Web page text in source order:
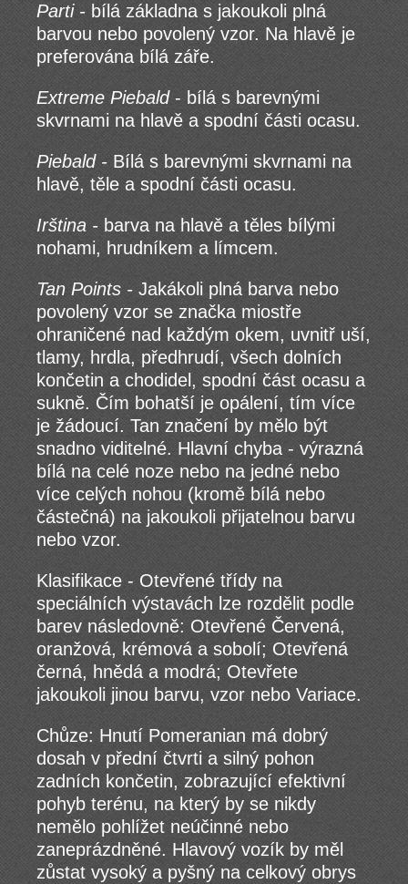
Parti - bílá základna s jakoukoli plná
barvou nebo povolený vzor. Na hlavě je
preferována bílá záře.
Extreme Piebald- bílá s barevnými
skvrnami na hlavě a spodní části ocasu.
Piebald - Bílá s barevnými skvrnami na
hlavě, těle a spodní části ocasu.
Irština - barva na hlavě a těles bílými
nohami, hrudníkem a límcem.
Tan Points - Jakákoli plná barva nebo
povolený vzor se značka miostře
ohraničené nad každým okem, uvnitř uší,
tlamy, hrdla, předhrudí, všech dolních
končetin a chodidel, spodní část ocasu a
sukně. Čím bohatší je opálení, tím více
je žádoucí. Tan značení by mělo být
snadno viditelné. Hlavní chyba - výrazná
bílá na celé noze nebo na jedné nebo
více celých nohou (kromě bílá nebo
částečná) na jakoukoli přijatelnou barvu
nebo vzor.
Klasifikace - Otevřené třídy na
speciálních výstavách lze rozdělit podle
barev následovně: Otevřené Červená,
oranžová, krémová a sobolí; Otevřená
černá, hnědá a modrá; Otevřete
jakoukoli jinou barvu, vzor nebo Variace.
Chůze: Hnutí Pomeranian má dobrý
dosah v přední čtvrti a silný pohon
zadních končetin, zobrazující efektivní
pohyb terénu, na který by se nikdy
nemělo pohlížet neúčinné nebo
zaneprázdněné. Hlavový vozík by měl
zůstat vysoký a pyšný na celkový obrys